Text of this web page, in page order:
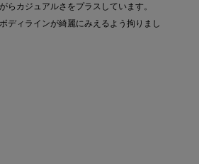
らカジュアルさをプラスしています。
ディラインが綺麗にみえるよう拘りまし